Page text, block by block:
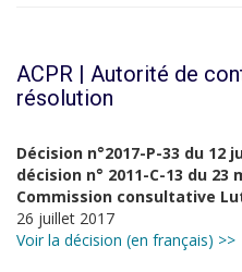
ACPR | Autorité de
résolution
Décision n°2017-P-33 du 12
décision n° 2011-C-13 du
Commission consultative
26 juillet 2017
Voir la décision (en français) >>